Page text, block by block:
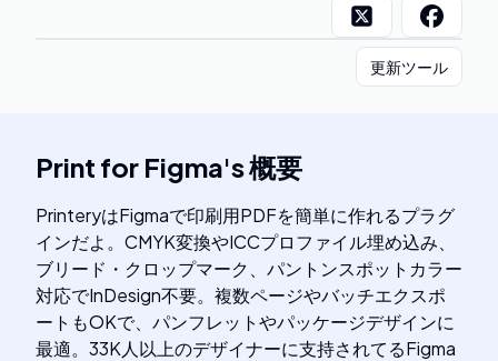
更新ツール
Print for Figma's概要
PrinteryはFigmaで印刷用PDFを簡単に作れるプラグ
インだよ。CMYK変換やICCプロファイル埋め込み、
ブリード・クロップマーク、パントンスポットカラー
対応でInDesign不要。複数ページやバッチエクスポ
ートもOKで、パンフレットやパッケージデザインに
最適。33K人以上のデザイナーに支持されてるFigma